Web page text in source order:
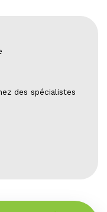
des spécialistes